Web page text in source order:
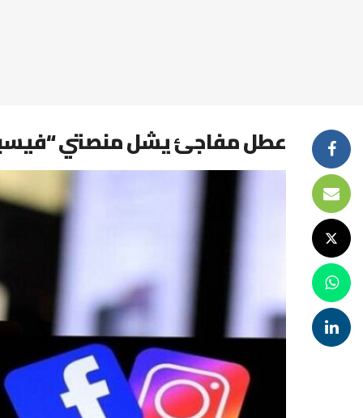
عطل مفاجئ يشل منصتي